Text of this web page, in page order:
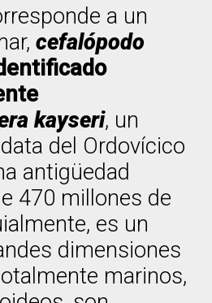
a un
cefalópodo
kayseri, un
del Ordovícico
antigüedad
470 millones de
es un
dimensiones
marinos,